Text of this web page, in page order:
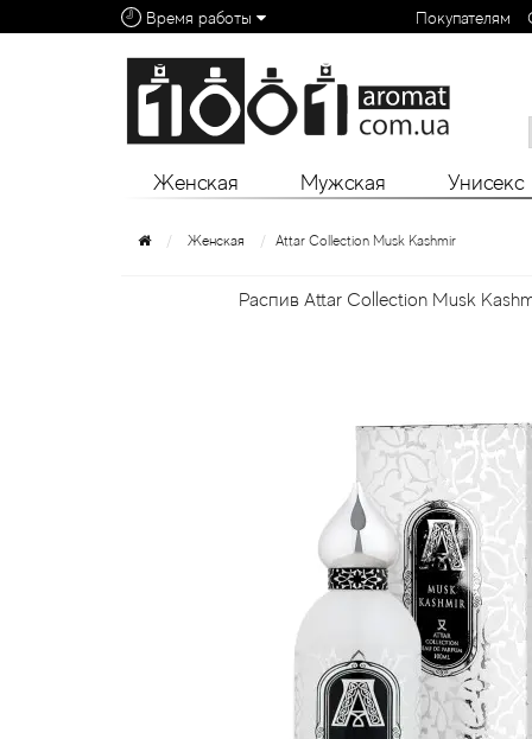
Время работы Покупателям
Алфавитный указатель: 0 - 9 A B C F G H
Женская Мужская Унисекс
Женская Attar Collection Musk Kashmir
Распив Attar Collection Musk